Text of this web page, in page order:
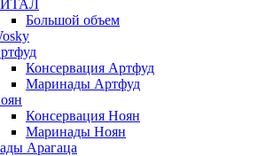
Большой объем
Консервация Артфуд
Маринады Артфуд
Консервация Ноян
Маринады Ноян
Арагаца